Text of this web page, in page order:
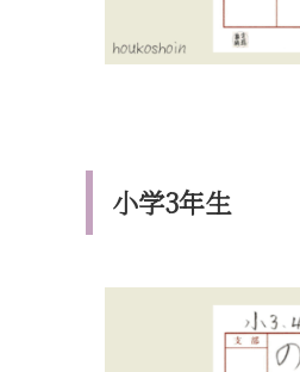
小学3年生